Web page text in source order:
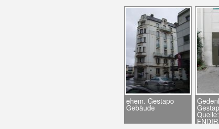
ehem. Gestapo-
Gebäude
FNDIR